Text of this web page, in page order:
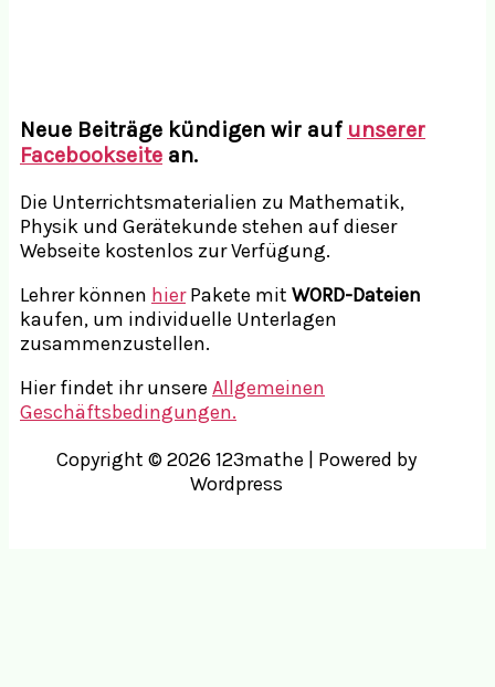
Neue Beiträge kündigen wir auf unserer
Facebookseite an.
Die Unterrichtsmaterialien zu Mathematik,
Physik und Gerätekunde stehen auf dieser
Webseite kostenlos zur Verfügung.
Lehrer können hierPakete mit WORD-Dateien
kaufen, um individuelle Unterlagen
zusammenzustellen.
Hier findet ihr unsere Allgemeinen
Geschäftsbedingungen.
Copyright © 2026 123mathe | Powered by
Wordpress